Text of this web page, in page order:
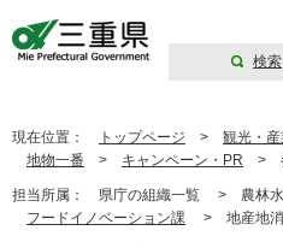
検索
現在位置： トップページ > 観光・産
地物一番 > キャンペーン・PR >
担当所属： 県庁の組織一覧 > 農林
フードイノベーション課 > 地産地